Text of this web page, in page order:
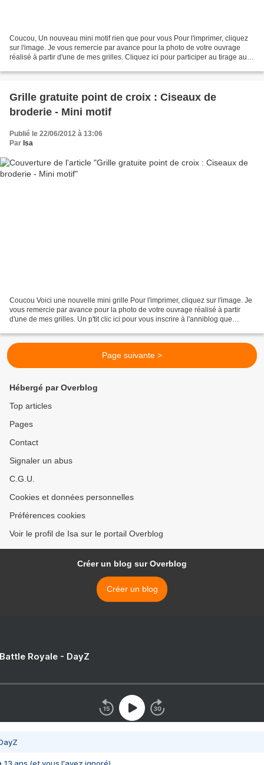
Coucou, Un nouveau mini motif rien que pour vous Pour l'imprimer, cliquez
sur l'image. Je vous remercie par avance pour la photo de votre ouvrage
réalisé à partir d'une de mes grilles. Cliquez ici pour participer au tirage au
Grille gratuite point de croix : Ciseaux de
broderie - Mini motif
Publié le 22/06/2012 à 13:06
Par Isa
Coucou Voici une nouvelle mini grille Pour l'imprimer, cliquez sur l'image. Je
vous remercie par avance pour la photo de votre ouvrage réalisé à partir
d'une de mes grilles. Un p'tit clic ici pour vous inscrire à l'anniblog que
Page suivante >
Hébergé par Overblog
Top articles
Pages
Contact
Signaler un abus
C.G.U.
Cookies et données personnelles
Préférences cookies
Voir le profil de Isa sur le portail Overblog
Créer un blog sur Overblog
Créer un blog
Royale - DayZ